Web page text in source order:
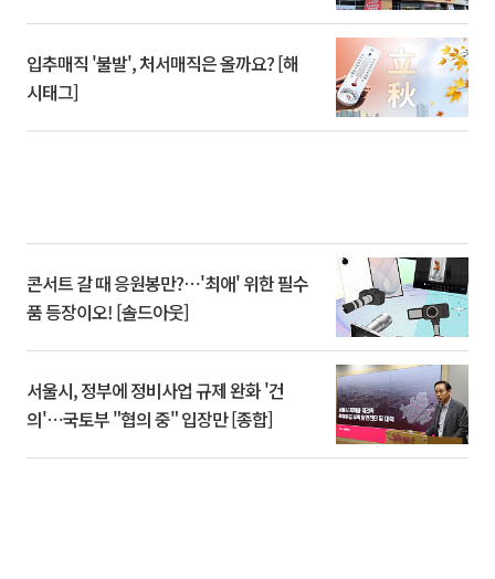
입추매직 '불발', 처서매직은 올까요? [해
시태그]
콘서트 갈 때 응원봉만?⋯'최애' 위한 필수
품 등장이오! [솔드아웃]
서울시, 정부에 정비사업 규제 완화 '건
의'⋯국토부 "협의 중" 입장만 [종합]